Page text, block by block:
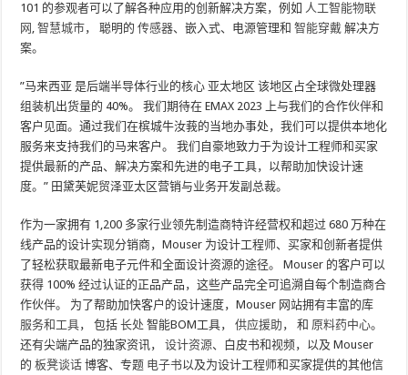
101 的参观者可以了解各种应用的创新解决方案，例如 人工智能物联
网 ,智慧城市， 聪明的传感器、嵌入式、电源管理和智能穿戴 解决方
案。
”马来西亚 是后端半导体行业的核心 亚太地区 该地区占全球微处理器
组装机出货量的 40%。 我们期待在 EMAX 2023 上与我们的合作伙伴和
客户见面。通过我们在槟城牛汝莪的当地办事处，我们可以提供本地化
服务来支持我们的马来客户。 我们自豪地致力于为设计工程师和买家
提供最新的产品、解决方案和先进的电子工具，以帮助加快设计速
度。” 田黛芙妮贸泽亚太区营销与业务开发副总裁。
作为一家拥有 1,200 多家行业领先制造商特许经营权和超过 680 万种在
线产品的设计实现分销商，Mouser 为设计工程师、买家和创新者提供
了轻松获取最新电子元件和全面设计资源的途径。 Mouser 的客户可以
获得 100% 经过认证的正品产品，这些产品完全可追溯自每个制造商合
作伙伴。 为了帮助加快客户的设计速度，Mouser 网站拥有丰富的库
服务和工具， 包括长处 智能BOM工具，供应援助 ， 和 原料药中心。
还有尖端产品的独家资讯，设计资源、白皮书和视频，以及 Mouser
的板凳谈话 博客、专题 电子书以及为设计工程师和买家提供的其他信